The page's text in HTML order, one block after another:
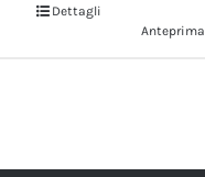
Dettagli
Anteprima